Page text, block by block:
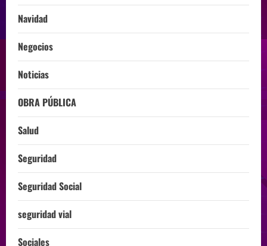
Navidad
Negocios
Noticias
OBRA PÚBLICA
Salud
Seguridad
Seguridad Social
seguridad vial
Sociales